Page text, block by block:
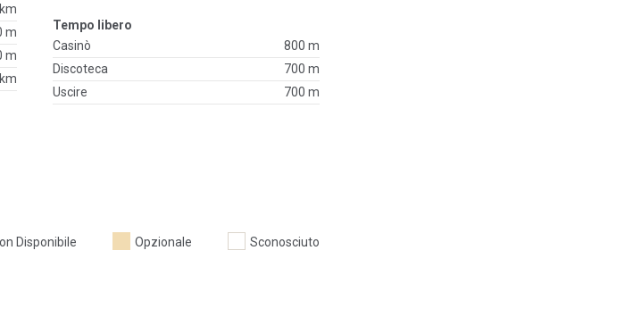
m
m
Tempo libero
Casinò
800 m
Discoteca
700 m
Uscire
700 m
Disponibile Opzionale Sconosciuto